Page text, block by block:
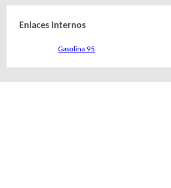
Enlaces internos
Gasolina 95